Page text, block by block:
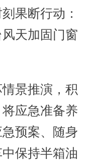
果断行动：
天加固门窗
景推演，积
应急准备养
预案、随身
保持半箱油